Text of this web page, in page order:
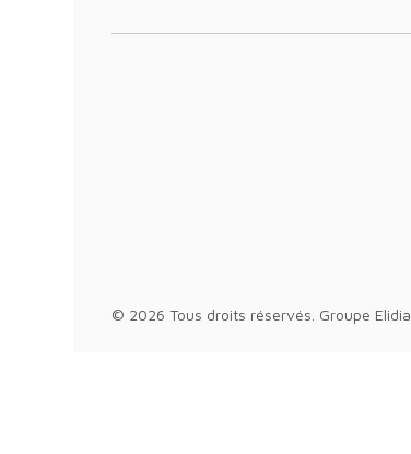
© 2026 Tous droits réservés. Groupe Elidia